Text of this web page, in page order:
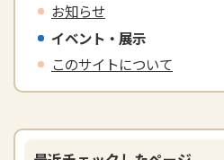
お知らせ
イベント・展示
このサイトについて